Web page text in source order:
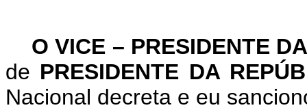
O VICE – PRESIDENTE
de PRESIDENTE DA
Nacional decreta e eu